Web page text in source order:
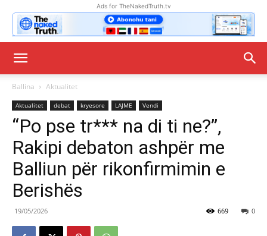
Ads for TheNakedTruth.tv
Ballina Aktualitet
Aktualitet debat kryesore LAJME Vendi
“Po pse tr*** na di ti ne?”,
Rakipi debaton ashpër me
Balliun për rikonfirmimin e
Berishës
19/05/2026 0
669